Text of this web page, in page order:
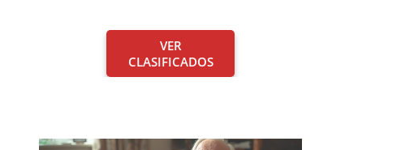
VER
CLASIFICADOS